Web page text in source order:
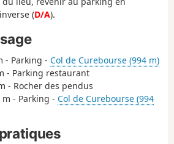
(D/A).
- Parking - Col de Curebourse (994 m)
- Parking restaurant
- Rocher des pendus
- Parking - Col de Curebourse (994